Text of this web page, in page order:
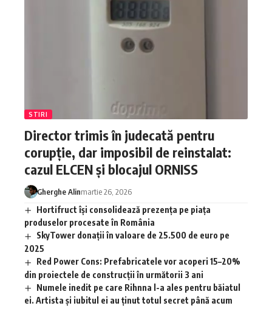
STIRI
Director trimis în judecată pentru
corupție, dar imposibil de reinstalat:
cazul ELCEN și blocajul ORNISS
Gherghe Alinmartie 26, 2026
Hortifruct își consolidează prezența pe piața
produselor procesate în România
SkyTower donații în valoare de 25.500 de euro pe
2025
Red Power Cons: Prefabricatele vor acoperi 15–20%
din proiectele de construcții în următorii 3 ani
Numele inedit pe care Rihnna l-a ales pentru băiatul
ei. Artista și iubitul ei au ținut totul secret până acum